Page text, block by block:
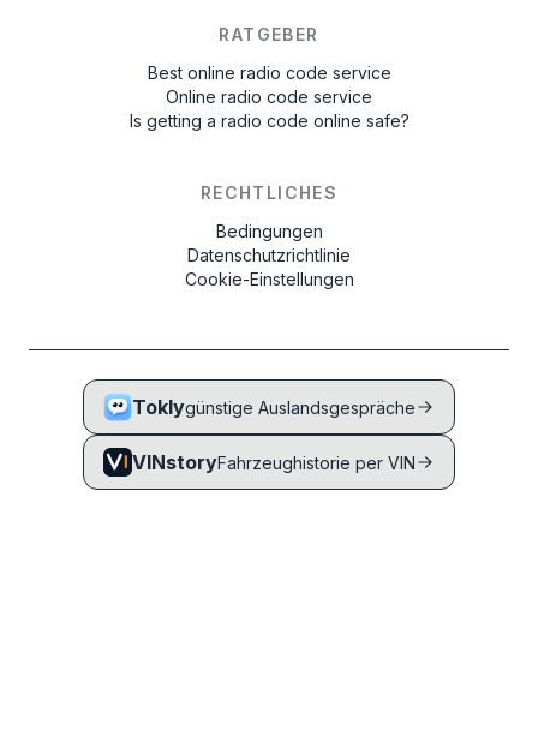
RATGEBER
Best online radio code service
Online radio code service
Is getting a radio code online safe?
RECHTLICHES
Bedingungen
Datenschutzrichtlinie
Cookie-Einstellungen
Toklygünstige Auslandsgespräche
VINstoryFahrzeughistorie per VIN